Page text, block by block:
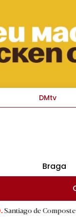
DMtv
Braga
inaugura